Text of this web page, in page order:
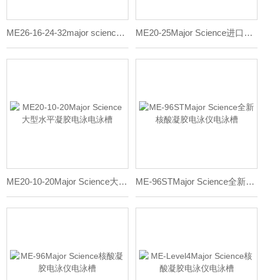
ME26-16-24-32major science水平凝胶电泳电泳槽 ME20-25Major Science进口大型水平凝胶电泳电泳槽
ME20-10-20Major Science大型水平凝胶电泳电泳槽 ME-96STMajor Science全新核酸凝胶电泳仪电泳槽